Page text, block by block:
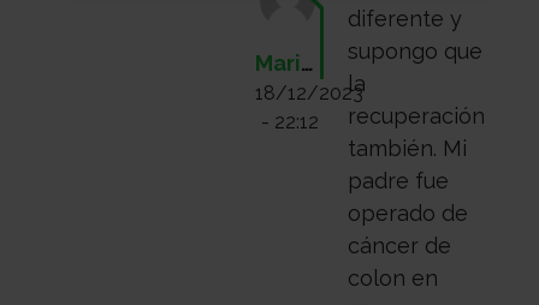
Mari88
18/12/2023
- 22:12
diferente y
supongo que
la
recuperación
también. Mi
padre fue
operado de
cáncer de
colon en